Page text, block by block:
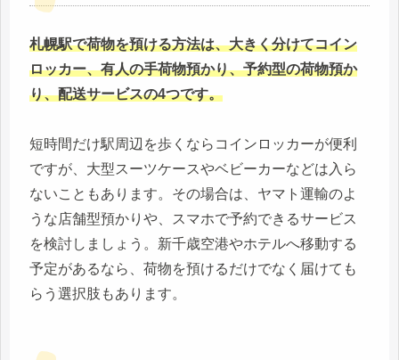
札幌駅で荷物を預ける方法は、大きく分けてコイン
ロッカー、有人の手荷物預かり、予約型の荷物預か
り、配送サービスの4つです。
短時間だけ駅周辺を歩くならコインロッカーが便利
ですが、大型スーツケースやベビーカーなどは入ら
ないこともあります。その場合は、ヤマト運輸のよ
うな店舗型預かりや、スマホで予約できるサービス
を検討しましょう。新千歳空港やホテルへ移動する
予定があるなら、荷物を預けるだけでなく届けても
らう選択肢もあります。